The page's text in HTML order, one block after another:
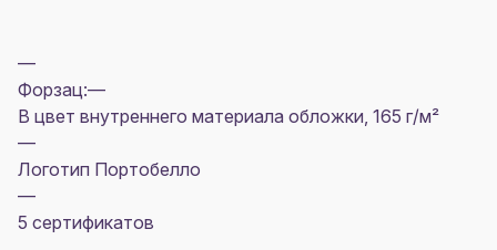
—
Форзац:—
В цвет внутреннего материала обложки, 165 г/м²
—
Логотип Портобелло
—
5 сертификатов